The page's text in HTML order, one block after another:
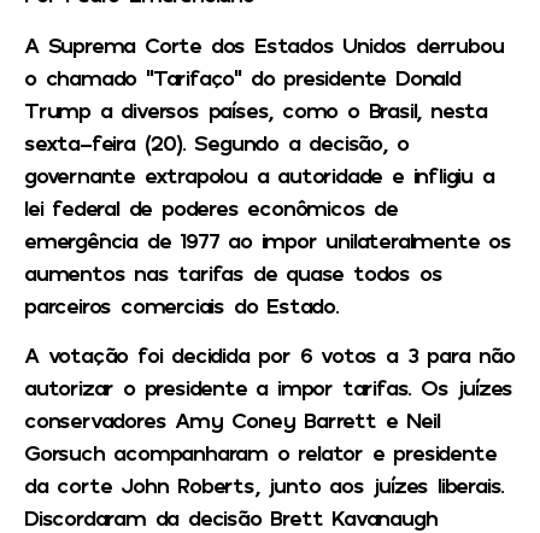
A Suprema Corte dos Estados Unidos derrubou
o chamado “Tarifaço” do presidente Donald
Trumpa diversos países, como o Brasil, nesta
sexta-feira (20). Segundo a decisão, o
governante extrapolou a autoridade e infligiu a
lei federal de poderes econômicos de
emergência de 1977 ao impor unilateralmente os
aumentos nas tarifas de quase todos os
parceiros comerciais do Estado.
A votação foi decidida por 6 votos a 3 para não
autorizar o presidente a impor tarifas. Os juízes
conservadores Amy Coney Barrett e Neil
Gorsuch acompanharam o relator e presidente
da corte John Roberts, junto aos juízes liberais.
Discordaram da decisão Brett Kavanaugh